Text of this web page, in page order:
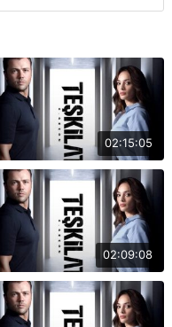
02:15:05
02:09:08